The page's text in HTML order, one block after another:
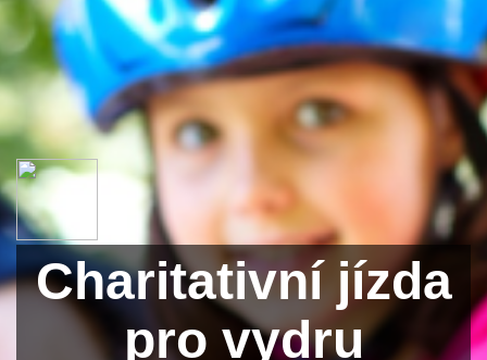
Charitativní jízda
pro vydru